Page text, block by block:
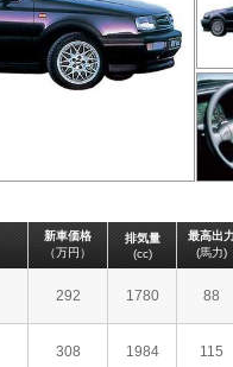
新車価格
（万円）
排気量
(cc)
最高出
(馬力)
292 1780 88
308 1984 115